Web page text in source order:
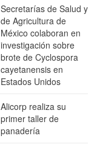
Secretarías de Salud y
de Agricultura de
México colaboran en
investigación sobre
brote de Cyclospora
cayetanensis en
Estados Unidos
Alicorp realiza su
primer taller de
panadería